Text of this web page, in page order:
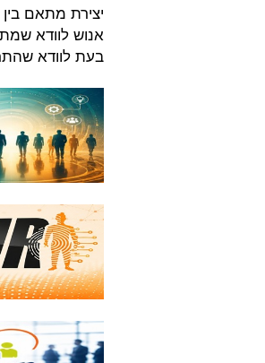
יצירת מתאם
אנוש לוודא
בעת לוודא